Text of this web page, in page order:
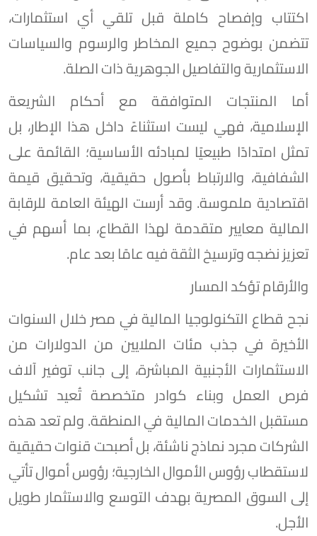
اكتتاب وإفصاح كاملة قبل تلقي أي استثمارات،
تتضمن بوضوح جميع المخاطر والرسوم والسياسات
الاستثمارية والتفاصيل الجوهرية ذات الصلة.
أما المنتجات المتوافقة مع أحكام الشريعة
الإسلامية، فهي ليست استثناءً داخل هذا الإطار، بل
تمثل امتدادًا طبيعيًا لمبادئه الأساسية؛ القائمة على
الشفافية، والارتباط بأصول حقيقية، وتحقيق قيمة
اقتصادية ملموسة. وقد أرست الهيئة العامة للرقابة
المالية معايير متقدمة لهذا القطاع، بما أسهم في
تعزيز نضجه وترسيخ الثقة فيه عامًا بعد عام.
والأرقام تؤكد المسار
نجح قطاع التكنولوجيا المالية في مصر خلال السنوات
الأخيرة في جذب مئات الملايين من الدولارات من
الاستثمارات الأجنبية المباشرة، إلى جانب توفير آلاف
فرص العمل وبناء كوادر متخصصة تُعيد تشكيل
مستقبل الخدمات المالية في المنطقة. ولم تعد هذه
الشركات مجرد نماذج ناشئة، بل أصبحت قنوات حقيقية
لاستقطاب رؤوس الأموال الخارجية؛ رؤوس أموال تأتي
إلى السوق المصرية بهدف التوسع والاستثمار طويل
الأجل.